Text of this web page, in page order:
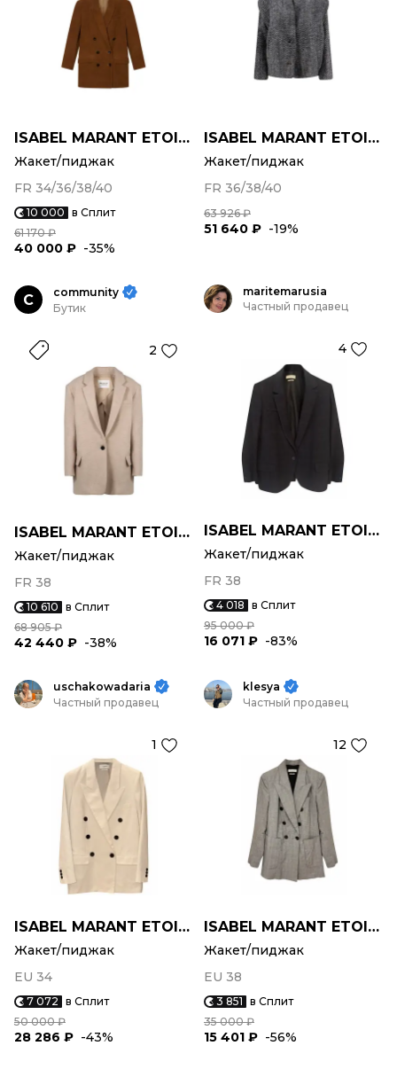
ISABEL MARANT ETOILE
Жакет/пиджак
FR 34/36/38/40
10 000 в Сплит
61 170 ₽
40 000 ₽ -35%
ISABEL MARANT ETOILE
Жакет/пиджак
FR 36/38/40
63 926 ₽
51 640 ₽ -19%
C
community
Бутик
2
ISABEL MARANT ETOILE
Жакет/пиджак
FR 38
10 610 в Сплит
68 905 ₽
42 440 ₽ -38%
maritemarusia
Частный продавец
4
ISABEL MARANT ETOILE
Жакет/пиджак
FR 38
4 018 в Сплит
95 000 ₽
16 071 ₽ -83%
uschakowadaria
Частный продавец
1
ISABEL MARANT ETOILE
Жакет/пиджак
EU 34
7 072 в Сплит
50 000 ₽
28 286 ₽ -43%
klesya
Частный продавец
12
ISABEL MARANT ETOILE
Жакет/пиджак
EU 38
3 851 в Сплит
35 000 ₽
15 401 ₽ -56%